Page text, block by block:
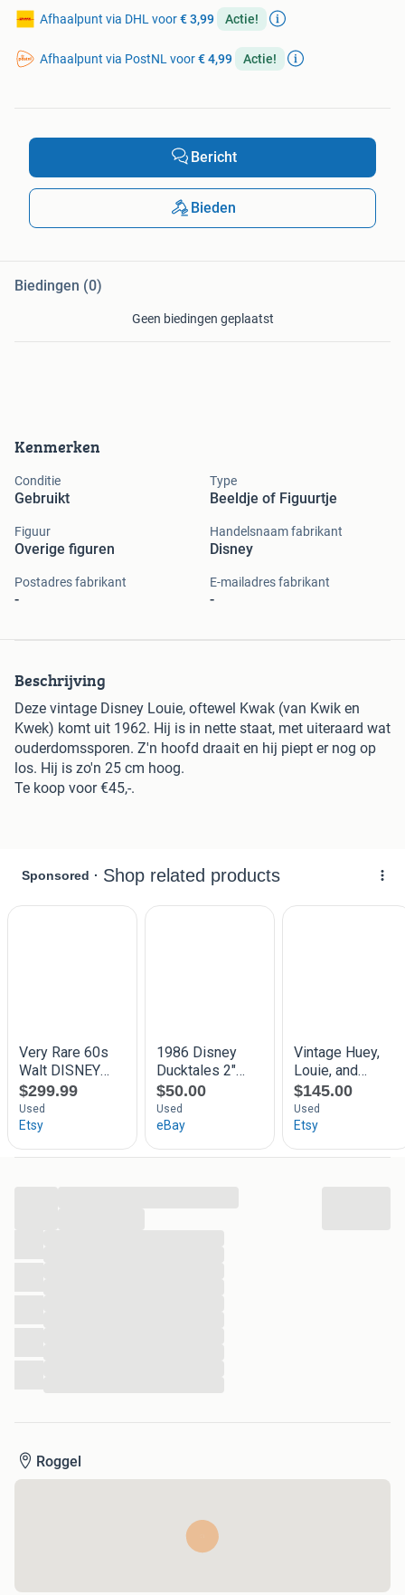
Kenmerken
Conditie
Gebruikt
Type
Beeldje of Figuurtje
Figuur
Overige figuren
Handelsnaam fabrikant
Disney
Postadres fabrikant
-
E-mailadres fabrikant
-
Beschrijving
Deze vintage Disney Louie, oftewel Kwak (van Kwik en
Kwek) komt uit 1962. Hij is in nette staat, met uiteraard wat
ouderdomssporen. Z'n hoofd draait en hij piept er nog op
los. Hij is zo'n 25 cm hoog.
Te koop voor €45,-.
Roggel
Afhaalpunt via DHL voor€ 3,99 Actie!
Afhaalpunt via PostNL voor€ 4,99 Actie!
Bericht
Bieden
Biedingen (0)
Geen biedingen geplaatst